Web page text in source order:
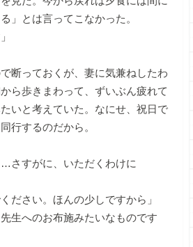
」とは言ってこなかった。
断っておくが、妻に気兼ねしたわ
ら歩きまわって、ずいぶん疲れて
いと考えていた。なにせ、祝日で
行するのだから。
さすがに、いただくわけに
ださい。ほんの少しですから」
生へのお布施みたいなものです